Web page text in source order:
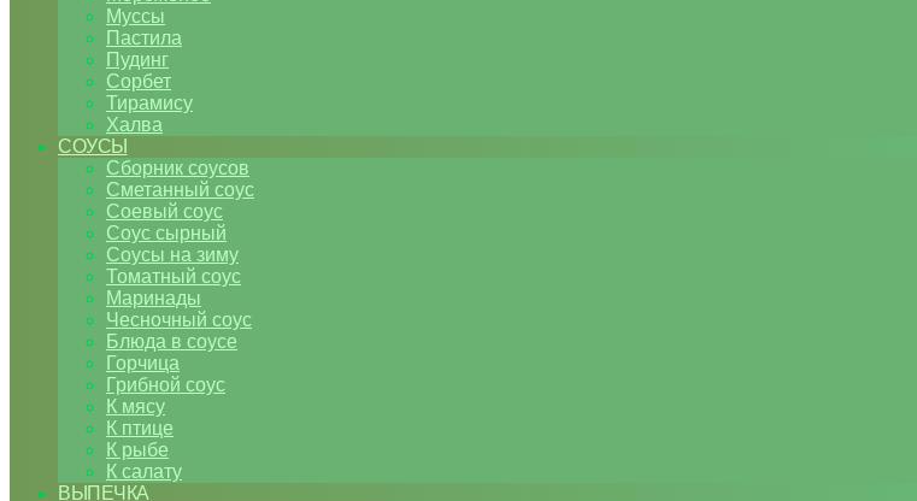
Муссы
Пастила
Пудинг
Сорбет
Тирамису
Халва
СОУСЫ
Сборник соусов
Сметанный соус
Соевый соус
Соус сырный
Соусы на зиму
Томатный соус
Маринады
Чесночный соус
Блюда в соусе
Горчица
Грибной соус
К мясу
К птице
К рыбе
К салату
ВЫПЕЧКА